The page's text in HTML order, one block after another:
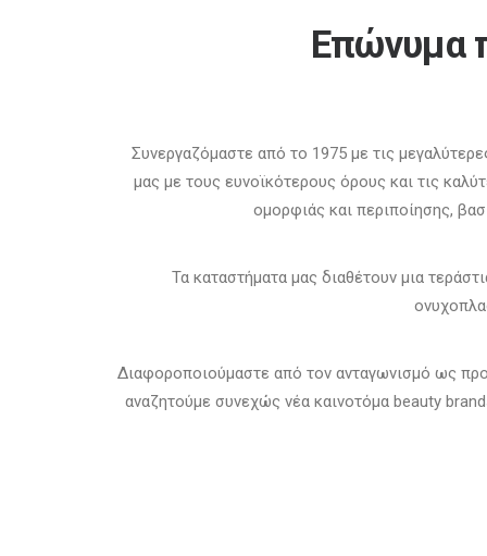
Επώνυμα
Συνεργαζόμαστε από το 1975 με τις
μας με τους ευνοϊκότερους όρους και τις
ομορφιάς και περιποίησης,
Τα καταστήματα μας διαθέτουν μια
Διαφοροποιούμαστε από τον ανταγωνισμό ως
αναζητούμε συνεχώς νέα καινοτόμα beauty